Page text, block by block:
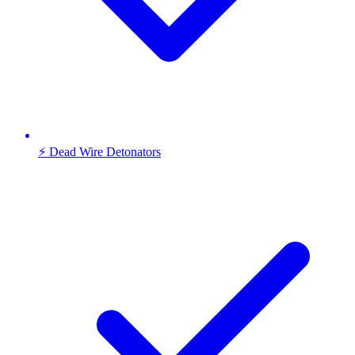
⚡ Dead Wire Detonators